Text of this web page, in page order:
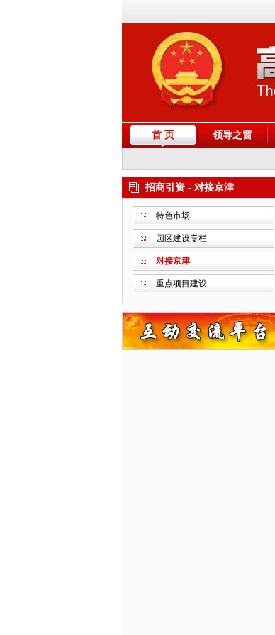
首 页 领导之窗
招商引资 - 对接京津
特色市场
园区建设专栏
对接京津
重点项目建设